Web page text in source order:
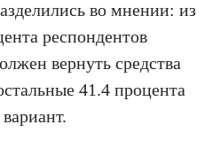
во мнении: из
респондентов
вернуть средства
41.4 процента